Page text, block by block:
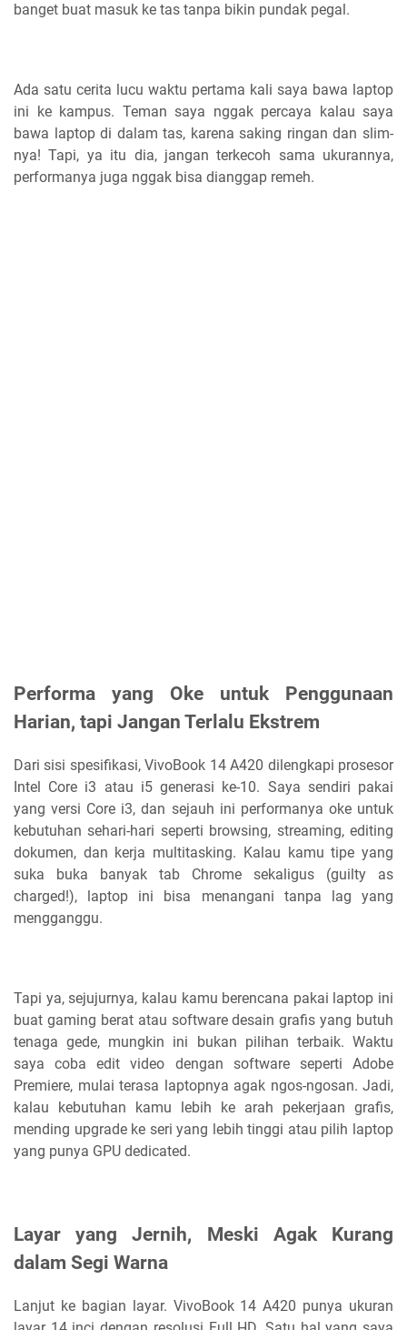
banget buat masuk ke tas tanpa bikin pundak pegal.
Ada satu cerita lucu waktu pertama kali saya bawa laptop
ini ke kampus. Teman saya nggak percaya kalau saya
bawa laptop di dalam tas, karena saking ringan dan slim-
nya! Tapi, ya itu dia, jangan terkecoh sama ukurannya,
performanya juga nggak bisa dianggap remeh.
Performa yang Oke untuk Penggunaan
Harian, tapi Jangan Terlalu Ekstrem
Dari sisi spesifikasi, VivoBook 14 A420 dilengkapi prosesor
Intel Core i3 atau i5 generasi ke-10. Saya sendiri pakai
yang versi Core i3, dan sejauh ini performanya oke untuk
kebutuhan sehari-hari seperti browsing, streaming, editing
dokumen, dan kerja multitasking. Kalau kamu tipe yang
suka buka banyak tab Chrome sekaligus (guilty as
charged!), laptop ini bisa menangani tanpa lag yang
mengganggu.
Tapi ya, sejujurnya, kalau kamu berencana pakai laptop ini
buat gaming berat atau software desain grafis yang butuh
tenaga gede, mungkin ini bukan pilihan terbaik. Waktu
saya coba edit video dengan software seperti Adobe
Premiere, mulai terasa laptopnya agak ngos-ngosan. Jadi,
kalau kebutuhan kamu lebih ke arah pekerjaan grafis,
mending upgrade ke seri yang lebih tinggi atau pilih laptop
yang punya GPU dedicated.
Layar yang Jernih, Meski Agak Kurang
dalam Segi Warna
Lanjut ke bagian layar. VivoBook 14 A420 punya ukuran